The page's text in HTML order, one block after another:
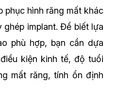
phục hình răng mất khác
ghép implant. Để biết lựa
phù hợp, bạn cần dựa
kiện kinh tế, độ tuổi
mất răng, tính ổn định